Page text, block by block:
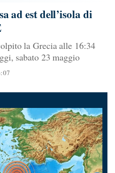
ad est dell’isola di
la Grecia alle 16:34
sabato 23 maggio